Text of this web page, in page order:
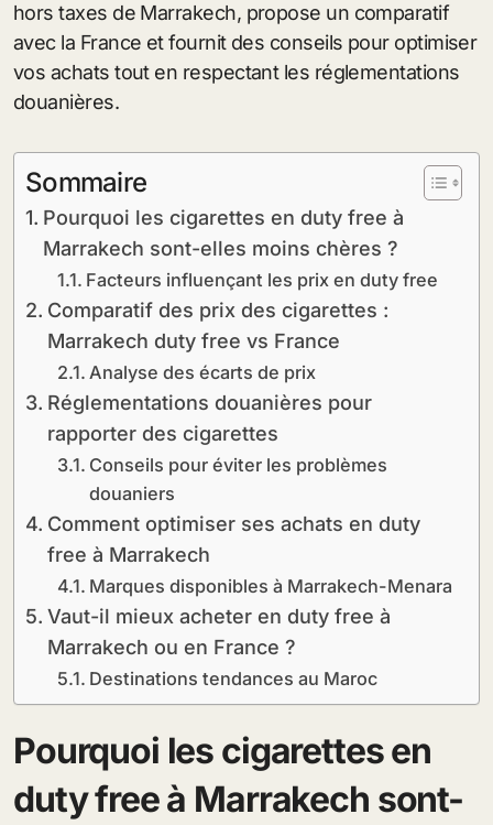
hors taxes de Marrakech, propose un comparatif
avec la France et fournit des conseils pour optimiser
vos achats tout en respectant les réglementations
douanières.
Sommaire
Pourquoi les cigarettes en duty free à
Marrakech sont-elles moins chères ?
Facteurs influençant les prix en duty free
Comparatif des prix des cigarettes :
Marrakech duty free vs France
Analyse des écarts de prix
Réglementations douanières pour
rapporter des cigarettes
Conseils pour éviter les problèmes
douaniers
Comment optimiser ses achats en duty
free à Marrakech
Marques disponibles à Marrakech-Menara
Vaut-il mieux acheter en duty free à
Marrakech ou en France ?
Destinations tendances au Maroc
Pourquoi les cigarettes en
duty free à Marrakech sont-